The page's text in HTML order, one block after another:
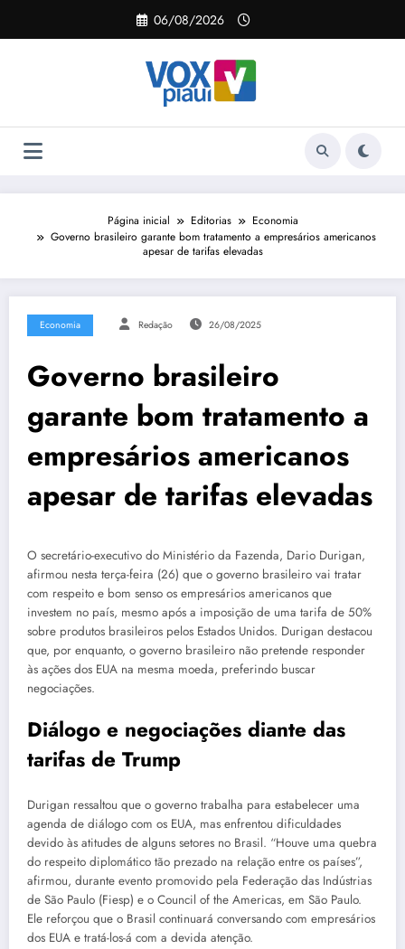
o
06/08/2026
Página inicial Editorias
Economia
Governo brasileiro garante bom tratamento a empresários americanos
apesar de tarifas elevadas
Economia Redação 26/08/2025
Governo brasileiro
garante bom tratamento a
empresários americanos
apesar de tarifas elevadas
O secretário-executivo do Ministério da Fazenda, Dario Durigan,
afirmou nesta terça-feira (26) que o governo brasileiro vai tratar
com respeito e bom senso os empresários americanos que
investem no país, mesmo após a imposição de uma tarifa de 50%
sobre produtos brasileiros pelos Estados Unidos. Durigan destacou
que, por enquanto, o governo brasileiro não pretende responder
às ações dos EUA na mesma moeda, preferindo buscar
negociações.
Diálogo e negociações diante das
tarifas de Trump
Durigan ressaltou que o governo trabalha para estabelecer uma
agenda de diálogo com os EUA, mas enfrentou dificuldades
devido às atitudes de alguns setores no Brasil. “Houve uma quebra
do respeito diplomático tão prezado na relação entre os países”,
afirmou, durante evento promovido pela Federação das Indústrias
de São Paulo (Fiesp) e o Council of the Americas, em São Paulo.
Ele reforçou que o Brasil continuará conversando com empresários
dos EUA e tratá-los-á com a devida atenção.